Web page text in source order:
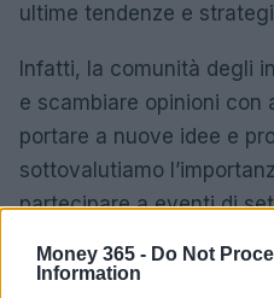
Money 365 - Do Not
Information
ultime tendenze e
Infatti, la comunità degli
e scambiare opinioni con
portare a nuove idee e
sottovalutiamo
partecipare a eventi di